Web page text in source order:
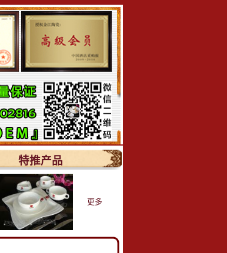
特推产品
更多